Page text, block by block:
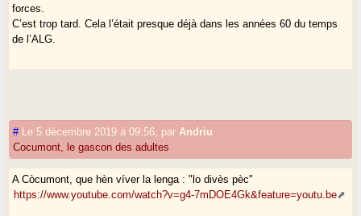
forces.
C’est trop tard. Cela l’était presque déjà dans les années 60 du temps
de l’ALG.
# Le 5 décembre 2019 à 09:56 par Andriu
Cocumont, le gascon des adultes
A Còcumont, que hèn víver la lenga : "lo divès pèc"
https://www.youtube.com/watch?v=g4-7mDOE4Gk&feature=youtu.be